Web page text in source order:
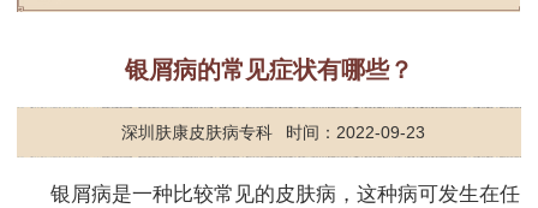
银屑病的常见症状有哪些？
深圳肤康皮肤病专科 时间：2022-09-23
银屑病是一种比较常见的皮肤病，这种病可发生在任